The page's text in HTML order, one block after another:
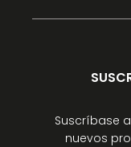
Suscríbase
nuevos